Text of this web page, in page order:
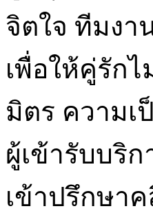
จิตใจ ทีมงา
เพื่อให้คู่รัก
มิตร ความเ
ผู้เข้ารับบริ
เข้าปรึกษา